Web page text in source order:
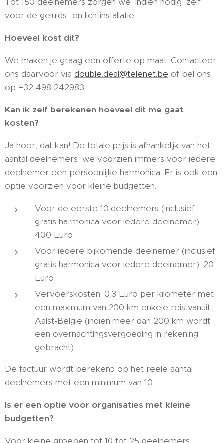
voor de geluids- en lichtinstallatie.
Hoeveel kost dit?
We maken je graag een offerte op maat. Contacteer
ons daarvoor via double.deal@telenet.be of bel ons
op +32 498 242983
Kan ik zelf berekenen hoeveel dit me gaat
kosten?
Ja hoor, dat kan! De totale prijs is afhankelijk van het
aantal deelnemers, we voorzien immers voor iedere
deelnemer een persoonlijke harmonica. Er is ook een
optie voorzien voor kleine budgetten.
Voor de eerste 10 deelnemers (inclusief
gratis harmonica voor iedere deelnemer):
400 Euro
Voor iedere bijkomende deelnemer (inclusief
gratis harmonica voor iedere deelnemer): 20
Euro
Vervoerskosten: 0,3 Euro per kilometer met
een maximum van 200 km enkele reis vanuit
Aalst-België (indien meer dan 200 km wordt
een overnachtingsvergoeding in rekening
gebracht)
De factuur wordt berekend op het reële aantal
deelnemers met een minimum van 10.
Is er een optie voor organisaties met kleine
budgetten?
Voor kleine groepen tot 10 tot 25 deelnemers